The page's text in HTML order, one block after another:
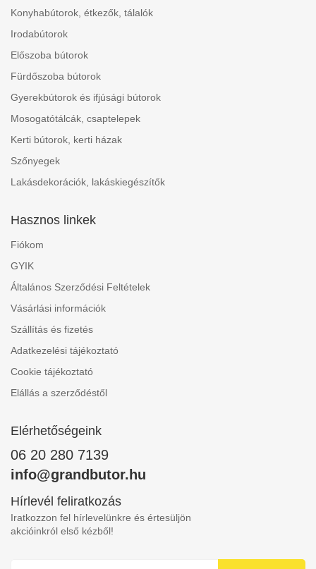
Konyhabútorok, étkezők, tálalók
Irodabútorok
Előszoba bútorok
Fürdőszoba bútorok
Gyerekbútorok és ifjúsági bútorok
Mosogatótálcák, csaptelepek
Kerti bútorok, kerti házak
Szőnyegek
Lakásdekorációk, lakáskiegészítők
Hasznos linkek
Fiókom
GYIK
Általános Szerződési Feltételek
Vásárlási információk
Szállítás és fizetés
Adatkezelési tájékoztató
Cookie tájékoztató
Elállás a szerződéstől
Elérhetőségeink
06 20 280 7139
info@grandbutor.hu
Hírlevél feliratkozás
Iratkozzon fel hírlevelünkre és értesüljön
akcióinkról első kézből!